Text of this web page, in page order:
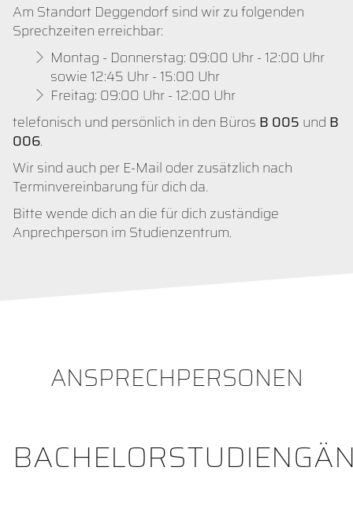
Am Standort Deggendorf sind wir zu folgenden
Sprechzeiten erreichbar:
Montag - Donnerstag: 09:00 Uhr - 12:00 Uhr
sowie 12:45 Uhr - 15:00 Uhr
Freitag: 09:00 Uhr - 12:00 Uhr
telefonisch und persönlich in den Büros B 005 und B
006.
Wir sind auch per E-Mail oder zusätzlich nach
Terminvereinbarung für dich da.
Bitte wende dich an die für dich zuständige
Anprechperson im Studienzentrum.
ANSPRECHPERSONEN